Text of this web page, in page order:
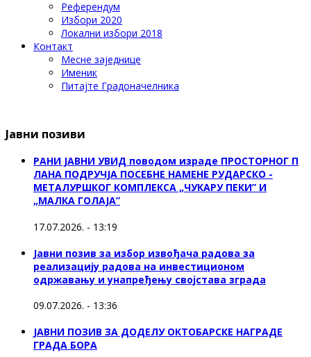
Референдум
Избори 2020
Локални избори 2018
Контакт
Месне заједнице
Именик
Питајте Градоначелника
Јавни позиви
РАНИ ЈАВНИ УВИД поводом израде ПРОСТОРНОГ П
ЛАНА ПОДРУЧЈА ПОСЕБНЕ НАМЕНЕ РУДАРСКО -
МЕТАЛУРШКОГ КОМПЛЕКСА „ЧУКАРУ ПЕКИ” И
„МАЛКА ГОЛАЈА”
17.07.2026. - 13:19
Јавни позив за избор извођача радова за
реализацију радова на инвестиционом
одржавању и унапређењу својстава зграда
09.07.2026. - 13:36
ЈАВНИ ПОЗИВ ЗА ДОДЕЛУ ОКТOБАРСКЕ НАГРАДЕ
ГРАДА БОРА